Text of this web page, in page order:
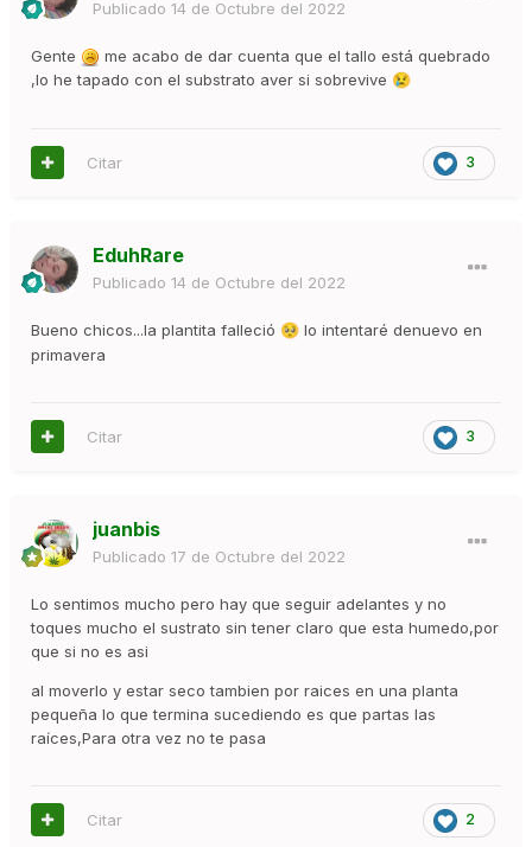
Publicado 14 de Octubre del 2022
Gente
me acabo de dar cuenta que el tallo está quebrado
,lo he tapado con el substrato aver si sobrevive 😢
3
Citar
EduhRare
Publicado 14 de Octubre del 2022
Bueno chicos...la plantita falleció 🥺 lo intentaré denuevo en
primavera
3
Citar
juanbis
Publicado 17 de Octubre del 2022
Lo sentimos mucho pero hay que seguir adelantes y no
toques mucho el sustrato sin tener claro que esta humedo,por
que si no es asi
al moverlo y estar seco tambien por raices en una planta
pequeña lo que termina sucediendo es que partas las
raíces,Para otra vez no te pasa
2
Citar